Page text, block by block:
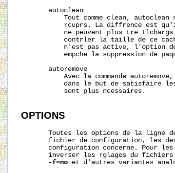
       autoclean
Tout comme clean, autoclean
rcuprs. La diffrence est
ne peuvent plus tre
contrler la taille de ce
n'est pas active, l'option
empche la suppression de
       autoremove
Avec la commande
dans le but de satisfaire
           sont plus ncessaires.
OPTIONS
Toutes les options de la ligne
fichier de configuration, les
configuration concerne. Pour
inverser les rglages du
-f=no et d'autres variantes